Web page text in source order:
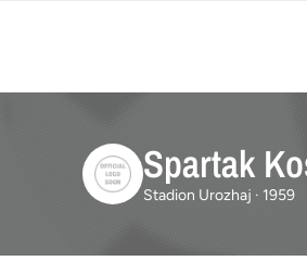
Spartak
Stadion Urozhaj · 1959